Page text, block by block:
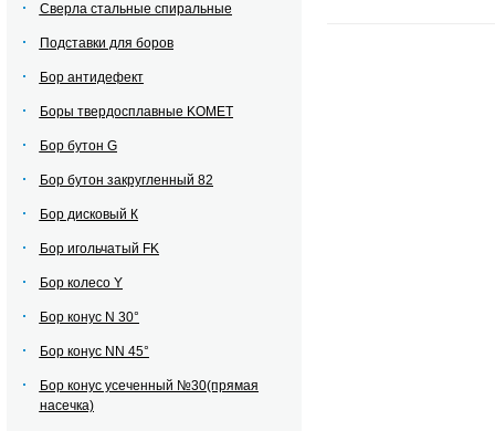
Сверла стальные спиральные
Подставки для боров
Бор антидефект
Боры твердосплавные KOMET
Бор бутон G
Бор бутон закругленный 82
Бор дисковый К
Бор игольчатый FK
Бор колесо Y
Бор конус N 30°
Бор конус NN 45°
Бор конус усеченный №30(прямая
насечка)